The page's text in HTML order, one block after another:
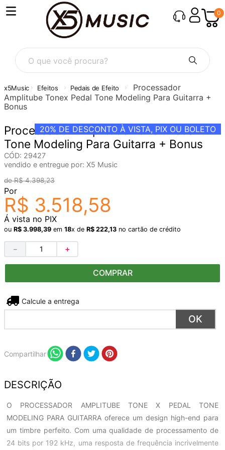
0
O que você procura?
Efeitos Pedais de Efeito
Processador
Amplitube Tonex Pedal Tone Modeling Para Guitarra +
Bonus
20% DE DESCONTO À VISTA, PIX OU BOLETO
Processador Amplitube Tonex Pedal
Tone Modeling Para Guitarra + Bonus
CÓD: 29427
vendido e entregue por: X5 Music
R$ 4.398,23
Por
R$ 3.518,58
Á vista no PIX
ou R$ 3.998,39 em 18x de R$ 222,13 no cartão de crédito
＋
－
COMPRAR
Não sei meu CEP
Compartilhar
DESCRIÇÃO
O PROCESSADOR AMPLITUBE TONE X PEDAL TONE
MODELING PARA GUITARRA oferece um design high-end para
um timbre perfeito. Com uma qualidade de processamento de
24 bits por 192 kHz, uma resposta de frequência incrivelmente